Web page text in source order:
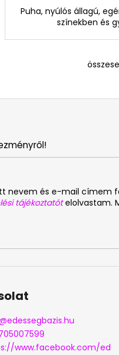
Puha, nyúlós állagú,
színekben és
nevem és e-mail címem
tájékoztatót elolvastam.
edessegbazis.hu
www.facebook.com/ed